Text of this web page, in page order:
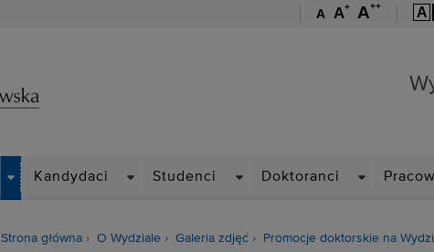
A A+ A++ A
DROPDOWN
Kandydaci Studenci Doktoranci
Strona główna O Wydziale Galeria zdjęć Promocje doktorskie na